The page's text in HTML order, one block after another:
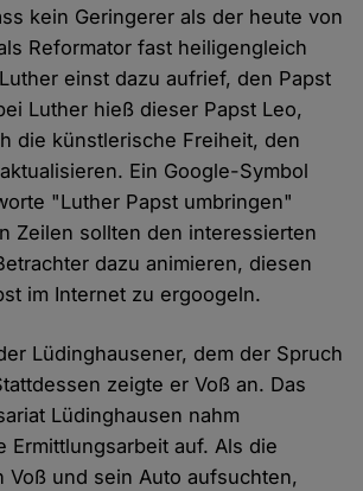
kein Geringerer als der heute von
Reformator fast heiligengleich
einst dazu aufrief, den Papst
Luther hieß dieser Papst Leo,
die künstlerische Freiheit, den
Ein Google-Symbol
"Luther Papst umbringen"
Zeilen sollten den interessierten
dazu animieren, diesen
im Internet zu ergoogeln.
Lüdinghausener, dem der Spruch
zeigte er Voß an. Das
Lüdinghausen nahm
Ermittlungsarbeit auf. Als die
Voß und sein Auto aufsuchten,